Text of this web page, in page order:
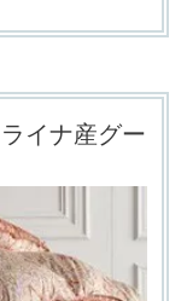
イナ産グー